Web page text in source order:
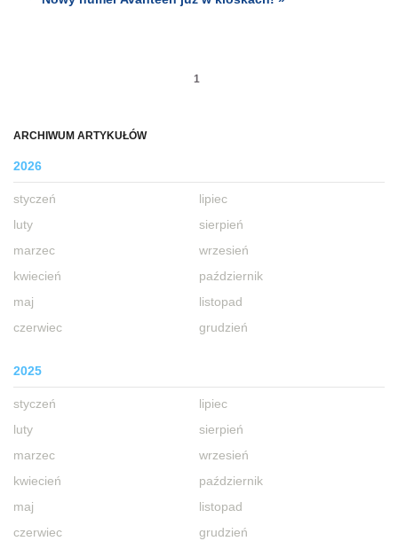
ARCHIWUM ARTYKUŁÓW
2026
styczeń
luty
marzec
kwiecień
maj
czerwiec
lipiec
sierpień
wrzesień
październik
listopad
grudzień
2025
styczeń
luty
marzec
kwiecień
maj
czerwiec
lipiec
sierpień
wrzesień
październik
listopad
grudzień
1